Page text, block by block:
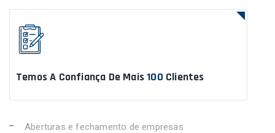
Temos A Confiança De Mais 100 Clientes
Aberturas e fechamento de empresas